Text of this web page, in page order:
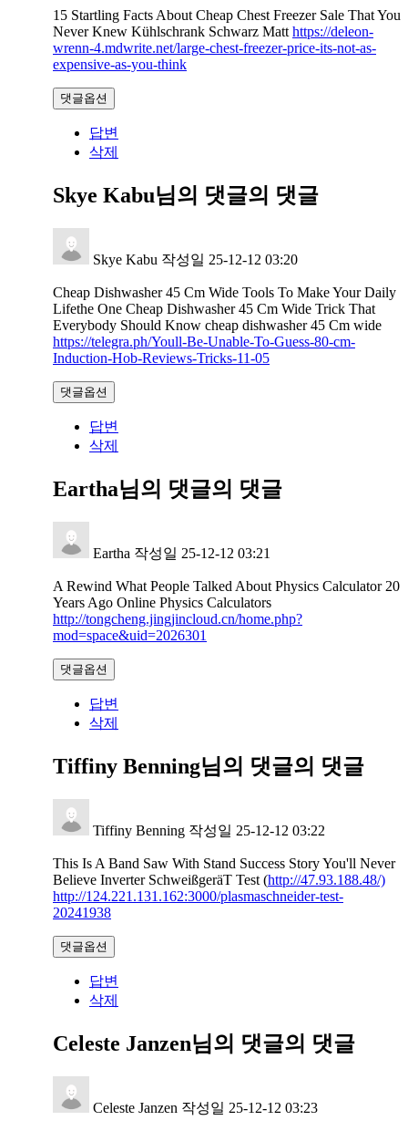
15 Startling Facts About Cheap Chest Freezer Sale That You
Never Knew Kühlschrank Schwarz Matt https://deleon-
wrenn-4.mdwrite.net/large-chest-freezer-price-its-not-as-
expensive-as-you-think
댓글옵션
답변
삭제
Skye Kabu님의 댓글의 댓글
Skye Kabu 작성일 25-12-12 03:20
Cheap Dishwasher 45 Cm Wide Tools To Make Your Daily
Lifethe One Cheap Dishwasher 45 Cm Wide Trick That
Everybody Should Know cheap dishwasher 45 Cm wide
https://telegra.ph/Youll-Be-Unable-To-Guess-80-cm-
Induction-Hob-Reviews-Tricks-11-05
댓글옵션
답변
삭제
Eartha님의 댓글의 댓글
Eartha 작성일 25-12-12 03:21
A Rewind What People Talked About Physics Calculator 20
Years Ago Online Physics Calculators
http://tongcheng.jingjincloud.cn/home.php?
mod=space&uid=2026301
댓글옵션
답변
삭제
Tiffiny Benning님의 댓글의 댓글
Tiffiny Benning 작성일 25-12-12 03:22
This Is A Band Saw With Stand Success Story You'll Never
Believe Inverter SchweißgeräT Test (http://47.93.188.48/)
http://124.221.131.162:3000/plasmaschneider-test-
20241938
댓글옵션
답변
삭제
Celeste Janzen님의 댓글의 댓글
Celeste Janzen 작성일 25-12-12 03:23